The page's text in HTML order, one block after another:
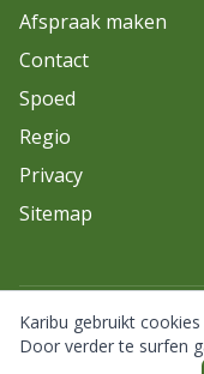
Afspraak maken
Contact
Spoed
Regio
Privacy
Sitemap
© 2026
Karibu gebruikt
Door verder te surfen